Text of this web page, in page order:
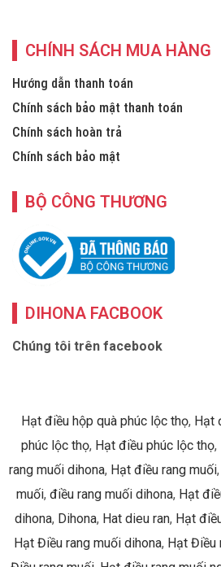
CHÍNH SÁCH MUA HÀNG
Hướng dẫn thanh toán
Chính sách bảo mật thanh toán
Chính sách hoàn trả
Chính sách bảo mật
BỘ CÔNG THƯƠNG
DIHONA FACBOOK
Chúng tôi trên facebook
Hạt điều hộp quà phúc lộc thọ, Hạt
phúc lộc thọ, Hạt điều phúc lộc thọ,
rang muối dihona, Hạt điều rang muối,
muối, điều rang muối dihona, Hạt
dihona, Dihona, Hat dieu ran, Hạt
Hạt Điều rang muối dihona, Hạt Điều